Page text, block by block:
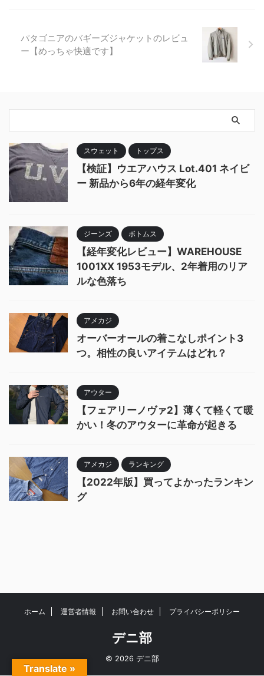
パタゴニアのバギーズジャケットのレビュ
ー【めっちゃ快適です】
スウェット トップス
【検証】ウエアハウス Lot.401 ネイビ
ー 新品から6年の経年変化
ジーンズ ボトムス
【経年変化レビュー】WAREHOUSE
1001XX 1953モデル、2年着用のリア
ルな色落ち
アメカジ
オーバーオールの着こなしポイント3
つ。相性の良いアイテムはどれ？
アウター
【フェアリーノヴァ2】薄くて軽くて暖
かい！冬のアウターに革命が起きる
アメカジ ランキング
【2022年版】買ってよかったランキン
グ
ホーム 運営者情報 お問い合わせ プライバシーポリシー
デニ部
© 2026 デニ部
Translate »